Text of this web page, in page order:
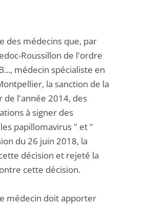
des médecins que, par
Roussillon de l'ordre
médecin spécialiste en
la sanction de la
de l'année 2014, des
à signer des
papillomavirus " et "
du 26 juin 2018, la
décision et rejeté la
cette décision.
médecin doit apporter